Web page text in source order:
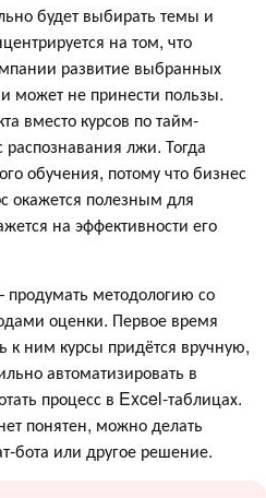
будет выбирать темы и
на том, что
развитие выбранных
может не принести пользы.
вместо курсов по тайм-
лжи. Тогда
обучения, потому что бизнес
окажется полезным для
на эффективности его
продумать методологию со
оценки. Первое время
к ним курсы придётся вручную,
автоматизировать в
процесс в Excel-таблицах.
понятен, можно делать
бота или другое решение.